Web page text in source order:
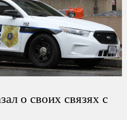
о своих связях с